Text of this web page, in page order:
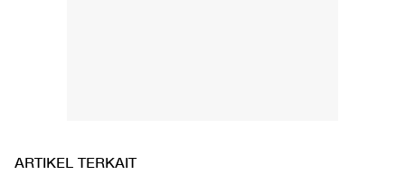
ARTIKEL TERKAIT